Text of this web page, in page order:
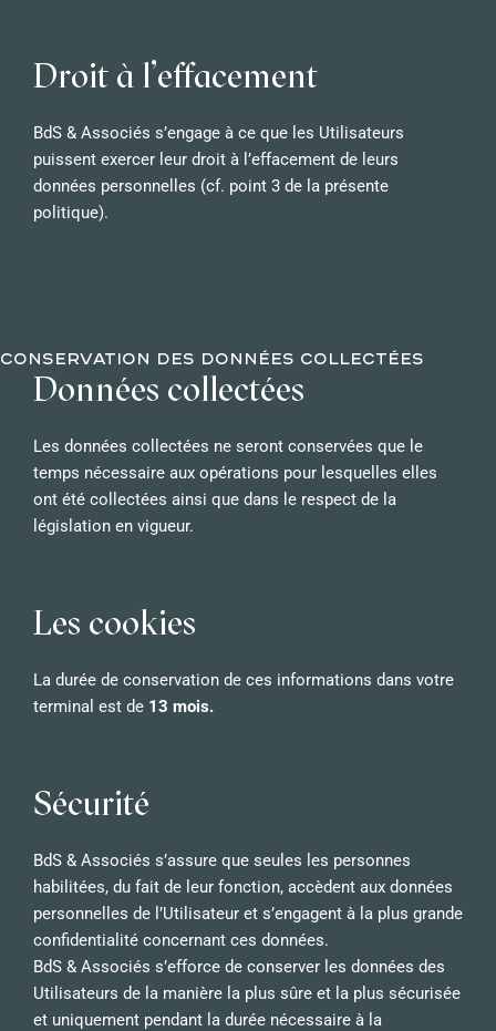
Droit à l’effacement
BdS & Associés s’engage à ce que les Utilisateurs
puissent exercer leur droit à l’effacement de leurs
données personnelles (cf. point 3 de la présente
politique).
CONSERVATION DES DONNÉES COLLECTÉES
Données collectées
Les données collectées ne seront conservées que le
temps nécessaire aux opérations pour lesquelles elles
ont été collectées ainsi que dans le respect de la
législation en vigueur.
Les cookies
La durée de conservation de ces informations dans votre
terminal est de 13 mois.
Sécurité
BdS & Associés s’assure que seules les personnes
habilitées, du fait de leur fonction, accèdent aux données
personnelles de l’Utilisateur et s’engagent à la plus grande
confidentialité concernant ces données.
BdS & Associés s’efforce de conserver les données des
Utilisateurs de la manière la plus sûre et la plus sécurisée
et uniquement pendant la durée nécessaire à la